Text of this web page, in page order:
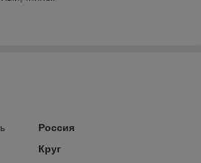
Россия
Круг